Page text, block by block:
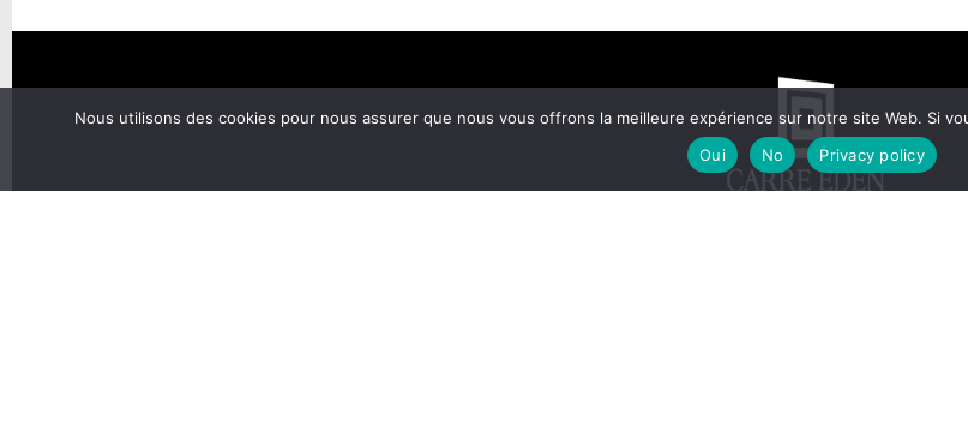
Nous utilisons des cookies pour nous assurer que nous vous offrons la meilleure expérience sur notre site Web. Si
Oui
No Privacy policy